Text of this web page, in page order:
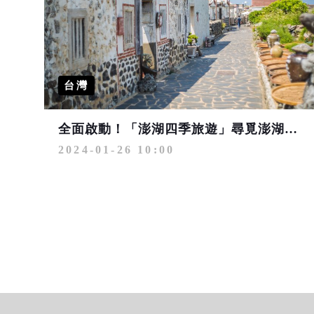
台灣
全面啟動！「澎湖四季旅遊」尋覓澎湖新樣貌、一年四季皆精彩
2024-01-26 10:00